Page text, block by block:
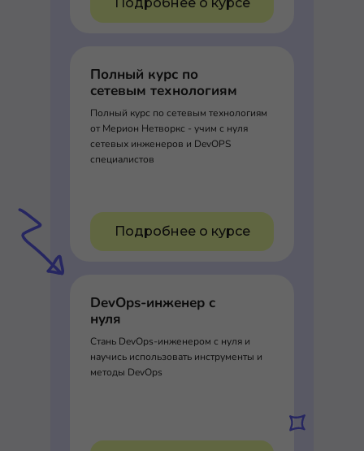
Полный курс по
сетевым технологиям
Полный курс по сетевым технологиям
от Мерион Нетворкс - учим с нуля
сетевых инженеров и DevOPS
специалистов
Подробнее о курсе
DevOps-инженер с
нуля
Стань DevOps-инженером с нуля и
научись использовать инструменты и
методы DevOps